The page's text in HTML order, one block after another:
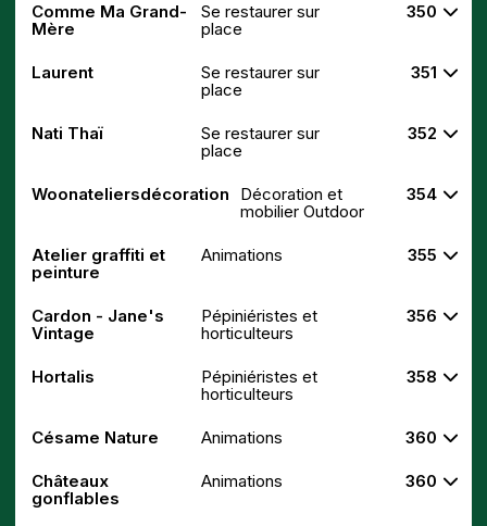
Comme Ma Grand-
Mère
Se restaurer sur
place
350
Laurent
Se restaurer sur
place
351
Nati Thaï
Se restaurer sur
place
352
Woonateliersdécoration
Décoration et
mobilier Outdoor
354
Atelier graffiti et
peinture
Animations 355
Cardon - Jane's
Vintage
Pépiniéristes et
horticulteurs
356
Hortalis
Pépiniéristes et
horticulteurs
358
Césame Nature Animations 360
Châteaux
gonflables
Animations 360